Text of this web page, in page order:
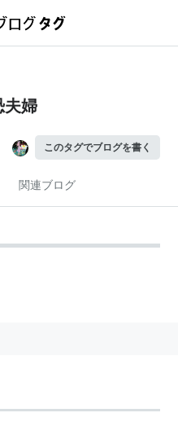
夫婦
このタグでブログを書く
関連ブログ